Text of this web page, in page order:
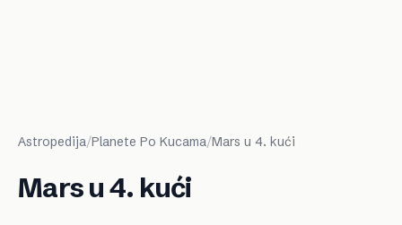
Astropedija/Planete Po Kucama/Mars u 4. kući
Mars u 4. kući